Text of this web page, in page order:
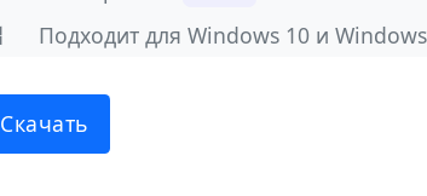
Подходит для Windows 10 и
Скачать